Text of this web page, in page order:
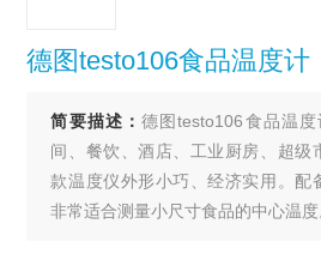
德图testo106食品温度计
简要描述：德图testo106食品温
间、餐饮、酒店、工业厨房、超级
款温度仪外形小巧、经济实用。配
非常适合测量小尺寸食品的中心温度